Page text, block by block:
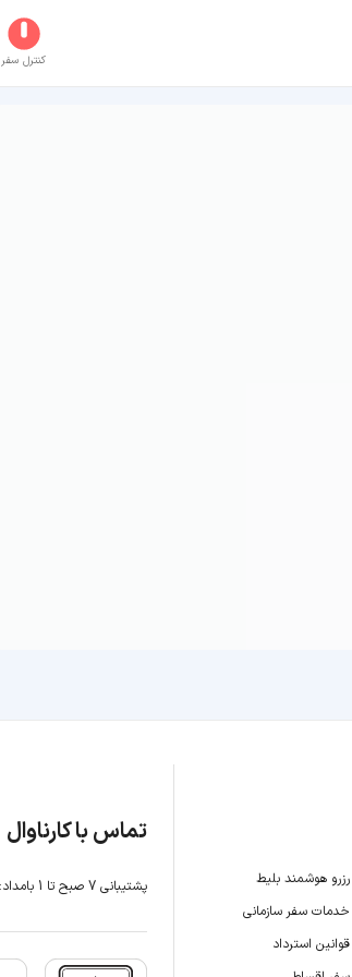
کنترل سفر
رزرو هوشمند بلیط
خدمات سفر سازمانی
قوانین استرداد
تماس با کارناوال
پشتیبانی 7 صبح تا 1 بامداد: